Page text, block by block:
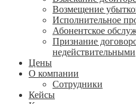
Возмещение
Исполнительное
Абонентское
Признание
недействительными
Цены
О компании
Сотрудники
Кейсы